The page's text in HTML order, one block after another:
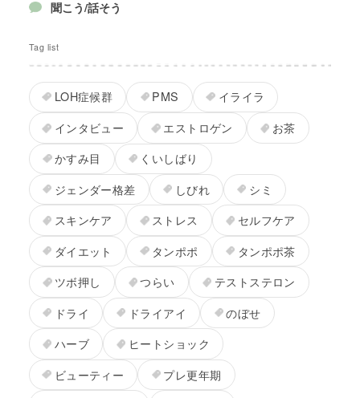
聞こう/話そう
Tag list
LOH症候群 PMS
イライラ
インタビュー
エストロゲン
お茶
かすみ目
くいしばり
ジェンダー格差
しびれ
シミ
スキンケア
ストレス
セルフケア
ダイエット
タンポポ
タンポポ茶
ツボ押し
つらい
テストステロン
ドライ
ドライアイ
のぼせ
ハーブ
ヒートショック
ビューティー
プレ更年期